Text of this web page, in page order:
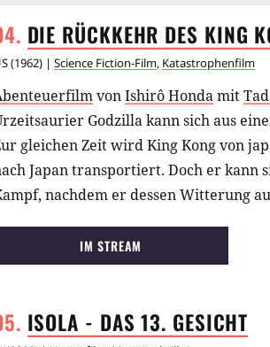
DIE RÜCKKEHR DES KING
(1962) | Science Fiction-Film, Katastrophenfilm
vonIshirô Hondamit
Godzilla kann sich aus
gleichen Zeit wird King Kong von
Japan transportiert. Doch er kann
nachdem er dessen Witterung
Godzilla anzutreten. Die elektrische
und es kommt zur letzten,
IM STREAM
ISOLA - DAS 13. GESICHT